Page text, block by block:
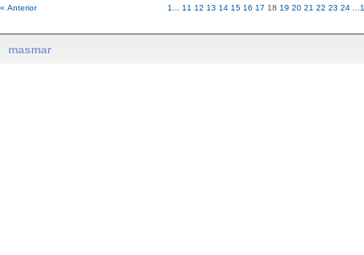
« Anterior 1... 11 12 13 14 15 16 17 18 19 20 21 22 23 24 ...
masmar